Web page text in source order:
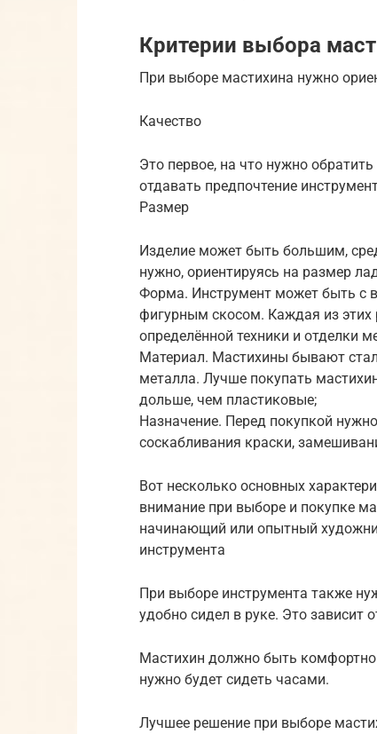
Критерии выбора
При выборе мастихина нужно
Качество
Это первое, на что нужно
отдавать предпочтение
Размер
Изделие может быть большим,
нужно, ориентируясь на размер
Форма. Инструмент может быть с
фигурным скосом. Каждая из этих
определённой техники и отделки
Материал. Мастихины бывают
металла. Лучше покупать
дольше, чем пластиковые;
Назначение. Перед покупкой
соскабливания краски,
Вот несколько основных
внимание при выборе и покупке
начинающий или опытный
инструмента
При выборе инструмента также
удобно сидел в руке. Это зависит
Мастихин должно быть комфортно
нужно будет сидеть часами.
Лучшее решение при выборе